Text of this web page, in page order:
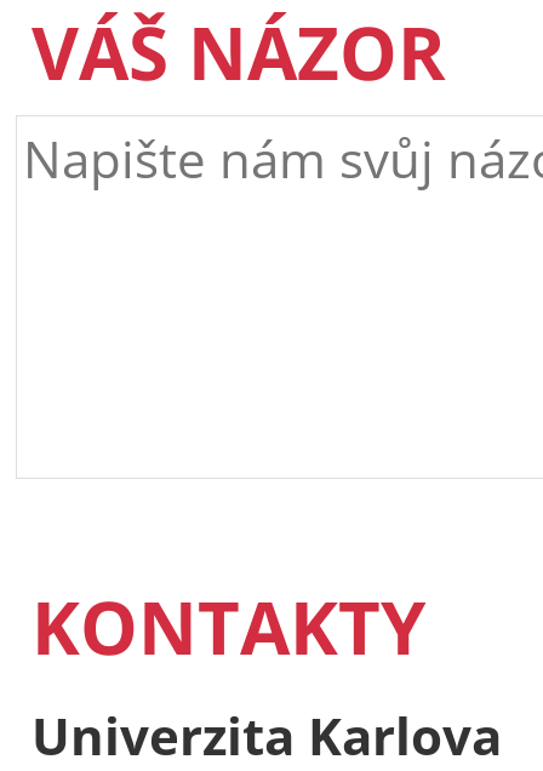
VÁŠ NÁZOR
KONTAKTY
Univerzita Karlova